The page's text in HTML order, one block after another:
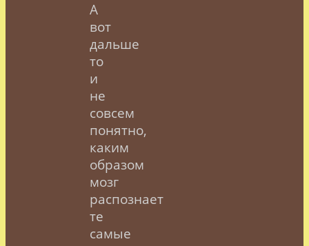
А
вот
дальше
то
и
не
совсем
понятно,
каким
образом
мозг
распознает
те
самые